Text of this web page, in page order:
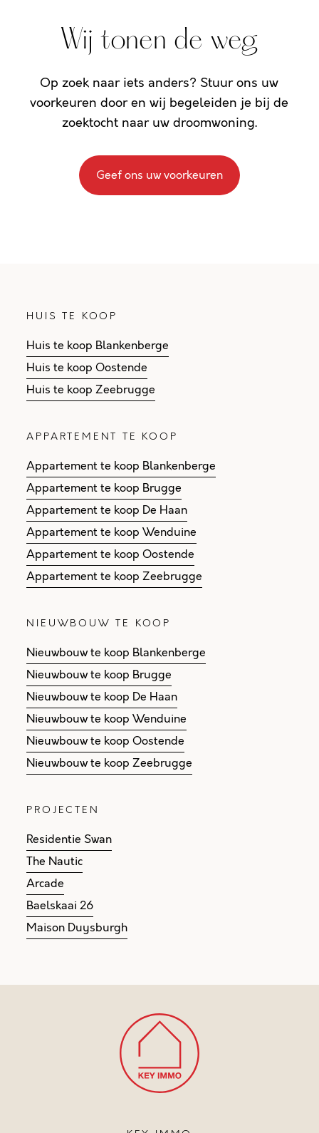
Wij tonen de weg
Op zoek naar iets anders? Stuur ons uw
voorkeuren door en wij begeleiden je bij de
zoektocht naar uw droomwoning.
Geef ons uw voorkeuren
HUIS TE KOOP
Huis te koop Blankenberge
Huis te koop Oostende
Huis te koop Zeebrugge
APPARTEMENT TE KOOP
Appartement te koop Blankenberge
Appartement te koop Brugge
Appartement te koop De Haan
Appartement te koop Wenduine
Appartement te koop Oostende
Appartement te koop Zeebrugge
NIEUWBOUW TE KOOP
Nieuwbouw te koop Blankenberge
Nieuwbouw te koop Brugge
Nieuwbouw te koop De Haan
Nieuwbouw te koop Wenduine
Nieuwbouw te koop Oostende
Nieuwbouw te koop Zeebrugge
PROJECTEN
Residentie Swan
The Nautic
Arcade
Baelskaai 26
Maison Duysburgh